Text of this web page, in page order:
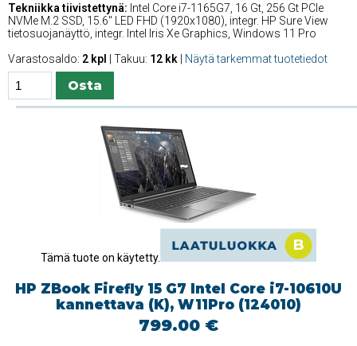
Tekniikka tiivistettynä: Intel Core i7-1165G7, 16 Gt, 256 Gt PCIe
NVMe M.2 SSD, 15.6'' LED FHD (1920x1080), integr. HP Sure View
tietosuojanäyttö, integr. Intel Iris Xe Graphics, Windows 11 Pro
Varastosaldo: 2 kpl | Takuu: 12 kk Näytä tarkemmat tuotetiedot
Tämä tuote on käytetty.
HP ZBook Firefly 15 G7 Intel Core i7-10610U
kannettava (K), W11Pro (124010)
799.00 €